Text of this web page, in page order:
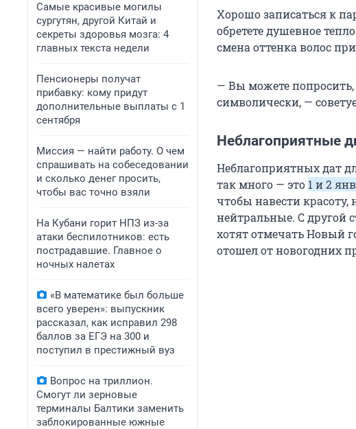
Самые красивые могилы
сургутян, другой Китай и
секреты здоровья мозга: 4
главных текста недели
Пенсионеры получат
прибавку: кому придут
дополнительные выплаты с 1
сентября
Миссия — найти работу. О чем
спрашивать на собеседовании
и сколько денег просить,
чтобы вас точно взяли
На Кубани горит НПЗ из-за
атаки беспилотников: есть
пострадавшие. Главное о
ночных налетах
«В математике был больше
всего уверен»: выпускник
рассказал, как исправил 298
баллов за ЕГЭ на 300 и
поступил в престижный вуз
Вопрос на триллион.
Смогут ли зерновые
терминалы Балтики заменить
заблокированные южные
Хорошо записаться к
обретете душевное
смена оттенка волос
— Вы можете попросить,
символически, —
Неблагоприятные
Неблагоприятных дат
так много — это 1 и 2
чтобы навести
нейтральные. С другой
хотят отмечать Новый
отошел от новогодних